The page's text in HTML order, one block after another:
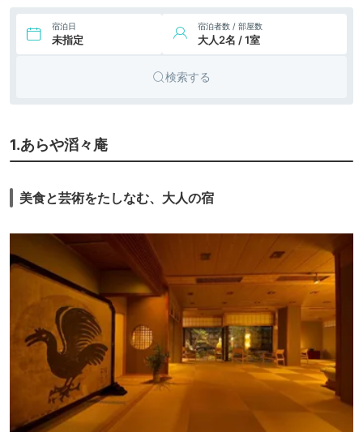
宿泊日
未指定
宿泊者数 / 部屋数
大人2名 / 1室
検索する
1.あらや滔々庵
美食と芸術をたしなむ、大人の宿